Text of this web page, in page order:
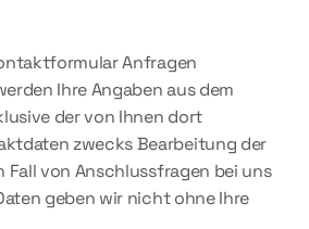
Anfragen
Ihre Angaben aus dem
der von Ihnen dort
zwecks Bearbeitung der
von Anschlussfragen bei uns
geben wir nicht ohne Ihre